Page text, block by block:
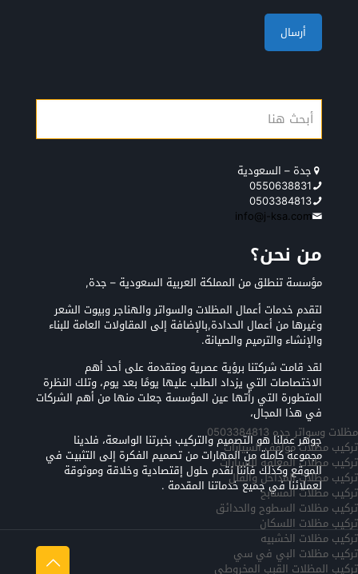
جدة – السعودية
0550638831
0503384813
info@j-ksa.com
من نحن؟
مؤسسة تنطلق من المملكة العربية السعودية – جدة,
لتقدم خدمات أعمال المظلات والسواتر والهناجر وبيوت الشعر
وغيرها من أعمال الحدادة,بالإضافة إلى المقاولات العامة للبناء
والإنشاء والترميم والصيانة.
لقد قامت شركتنا برؤية عصرية ومتقدمة على أحد أهم
الاختصاصات التي يزداد الطلب عليها يومًا بعد يوم، وتلك النظرة
المتطورة التي رأتها عين المؤسسة جعلت منها من أهم الشركات
في هذا المجال،
جوهر عملنا هو التصميم والتركيب بخبرتنا الواسعة، فلدينا
مجموعة كاملة من المهارات من تصميم الفكرة إلى التثبيت في
الموقع وكذلك فأننا نقدم حلول إقتصادية وخلاقة وموثوقة
لعملائنا في جميع خدماتنا المقدمة .
مظلات وسواتر جده 0503384813
تركيب مظلات مواقف السيارات
تركيب مظلات المعلقه للسيارات
تركيب مظلات المداخل والفلل
تركيب مظلات المسابح
تركيب مظلات السطوح والحدائق
تركيب مظلات اللسكان
تركيب مظلات الخشبيه
تركيب مظلات البي في سي
تركيب المظلات القبب المخروطي